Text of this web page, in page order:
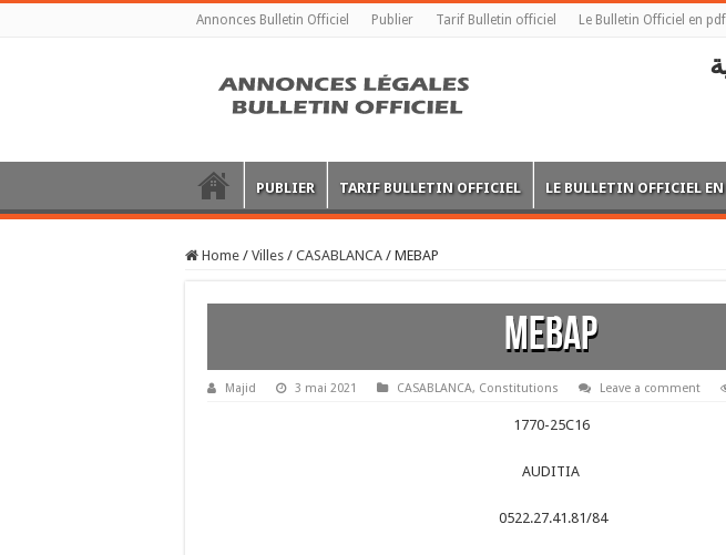
Annonces Bulletin Officiel Publier Tarif Bulletin officiel Le Bulletin Officiel en pdf
PUBLIER TARIF BULLETIN OFFICIEL LE BULLETIN OFFICIEL EN
Home / Villes / CASABLANCA / MEBAP
MEBAP
Majid 3 mai 2021 CASABLANCA, Constitutions Leave a comment
1770-25C16
AUDITIA
0522.27.41.81/84